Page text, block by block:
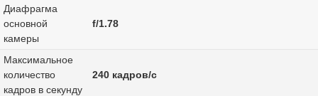
Диафрагма
основной
камеры
f/1.78
Максимальное
количество
кадров в секунду
240 кадров/с